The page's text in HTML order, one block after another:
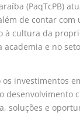
(PaqTcPB)
de contar
à cultura da
academia e no
investimentos
desenvolvimento
soluções e